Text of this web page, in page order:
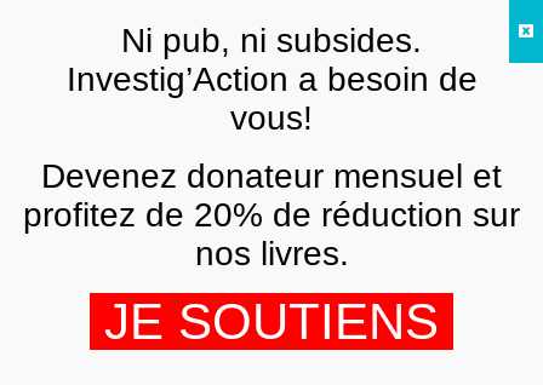
FRNi pub, ni subsides.
Investig’Action a besoin de
vous!
Devenez donateur mensuel et
profitez de 20% de réduction sur
nos livres.
JE SOUTIENS